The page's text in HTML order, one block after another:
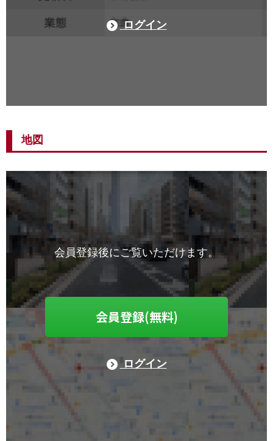
ログイン
地図
会員登録後にご覧いただけます。
会員登録(無料)
ログイン